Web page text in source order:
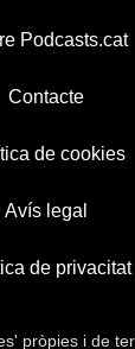
Podcasts.cat
Contacte
de cookies
Avís legal
de privacitat
pròpies i de